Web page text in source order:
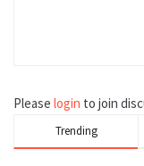
Please login to join
Trending